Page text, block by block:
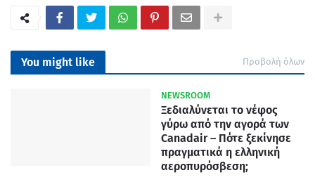
You might like Προβολή όλων
NEWSROOM
Ξεδιαλύνεται το νέφος
γύρω από την αγορά των
Canadair – Πότε ξεκίνησε
πραγματικά η ελληνική
αεροπυρόσβεση;